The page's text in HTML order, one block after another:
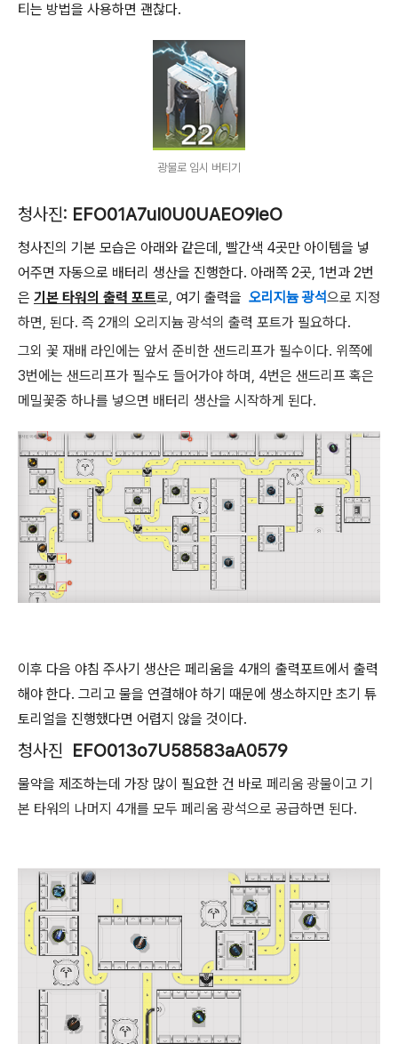
티는 방법을 사용하면 괜찮다.
광물로 임시 버티기
청사진: EFO01A7uI0U0UAEO9ieO
청사진의 기본 모습은 아래와 같은데, 빨간색 4곳만 아이템을 넣
어주면 자동으로 배터리 생산을 진행한다. 아래쪽 2곳, 1번과 2번
은 기본 타워의 출력 포트로, 여기 출력을 오리지늄 광석으로 지정
하면, 된다. 즉 2개의 오리지늄 광석의 출력 포트가 필요하다.
그외 꽃 재배 라인에는 앞서 준비한 샌드리프가 필수이다. 위쪽에
3번에는 샌드리프가 필수도 들어가야 하며, 4번은 샌드리프 혹은
메밀꽃중 하나를 넣으면 배터리 생산을 시작하게 된다.
이후 다음 야침 주사기 생산은 페리움을 4개의 출력포트에서 출력
해야 한다. 그리고 물을 연결해야 하기 때문에 생소하지만 초기 튜
토리얼을 진행했다면 어렵지 않을 것이다.
청사진 EFO013o7U58583aA0579
물약을 제조하는데 가장 많이 필요한 건 바로 페리움 광물이고 기
본 타워의 나머지 4개를 모두 페리움 광석으로 공급하면 된다.